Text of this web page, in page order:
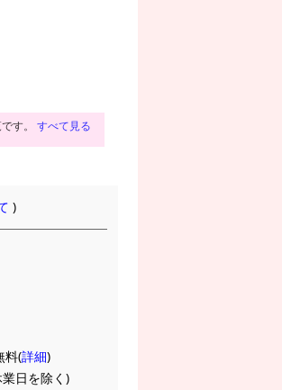
す。 すべて見る
)
料(詳細)
日を除く)